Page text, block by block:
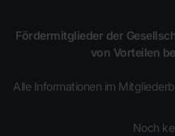
Fördermitglieder der
von Vorteilen
Alle Informationen im
Noch